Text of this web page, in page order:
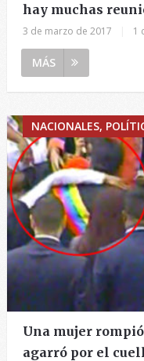
hay muchas
3 de marzo de 2017 1
MÁS
NACIONALES,
Una mujer
agarró por el